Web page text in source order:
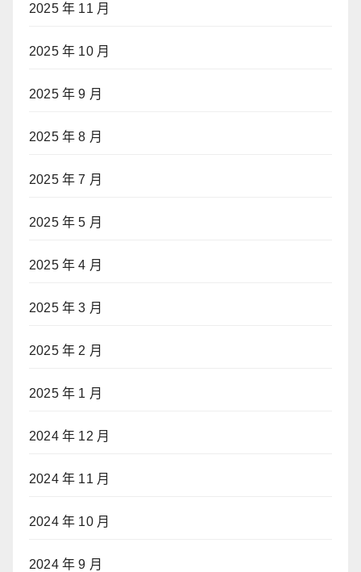
2025 年 11 月
2025 年 10 月
2025 年 9 月
2025 年 8 月
2025 年 7 月
2025 年 5 月
2025 年 4 月
2025 年 3 月
2025 年 2 月
2025 年 1 月
2024 年 12 月
2024 年 11 月
2024 年 10 月
2024 年 9 月